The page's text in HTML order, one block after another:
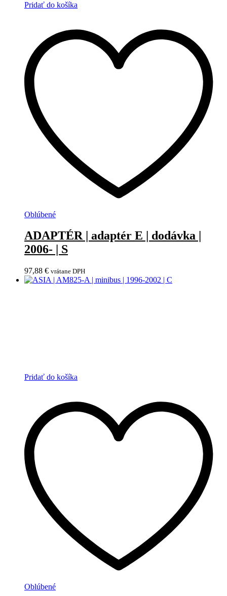
Pridať do košíka
Oblúbené
ADAPTÉR | adaptér E | dodávka |
2006- | S
97,88 € vrátane DPH
Pridať do košíka
Oblúbené